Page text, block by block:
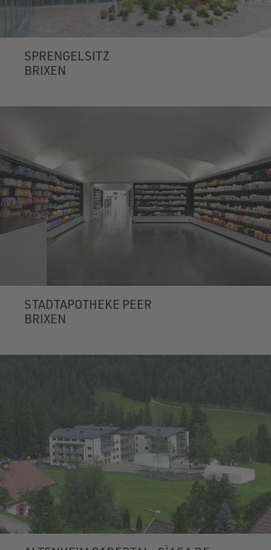
SPRENGELSITZ
BRIXEN
STADTAPOTHEKE PEER
BRIXEN